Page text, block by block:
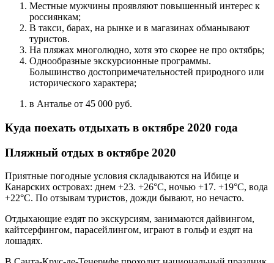
Местные мужчины проявляют повышенный интерес к
россиянкам;
В такси, барах, на рынке и в магазинах обманывают
туристов.
На пляжах многолюдно, хотя это скорее не про октябрь;
Однообразные экскурсионные программы.
Большинство достопримечательностей природного или
исторического характера;
в Анталье от 45 000 руб.
Куда поехать отдыхать в октябре 2020 года
Пляжный отдых в октябре 2020
Приятные погодные условия складываются на Ибице и
Канарских островах: днем +23. +26°С, ночью +17. +19°С, вода
+22°С. По отзывам туристов, дожди бывают, но нечасто.
Отдыхающие ездят по экскурсиям, занимаются дайвингом,
кайтсерфингом, парасейлингом, играют в гольф и ездят на
лошадях.